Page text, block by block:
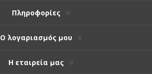
Πληροφορίες
Ο λογαριασμός μου
Η εταιρεία μας